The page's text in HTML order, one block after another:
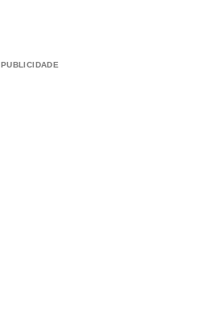
PUBLICIDADE